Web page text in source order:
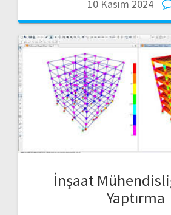
10 Kasım 2024
İnşaat
Yaptırma